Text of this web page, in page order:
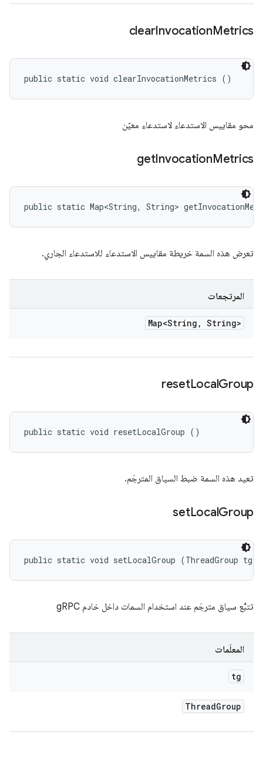
clearInvocationMetrics
public static void clearInvocationMetrics ()
محو مقاييس الاستدعاء لاستدعاء معيّن
getInvocationMetrics
public static Map<String, String>
تعرض هذه السمة خريطة مقاييس الاستدعاء للاستدعاء الجاري.
المرتجعات
Map<String , String>
resetLocalGroup
public static void resetLocalGroup ()
تعيد هذه السمة ضبط السياق المترجَم.
setLocalGroup
public static void setLocalGroup (ThreadGroup tg)
تتبُّع سياق مترجَم عند استخدام السمات داخل خادم gRPC
المعلَمات
tg
ThreadGroup